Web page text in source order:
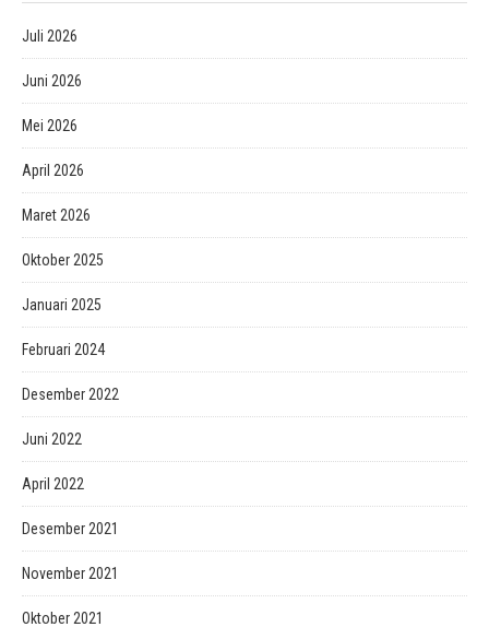
Juli 2026
Juni 2026
Mei 2026
April 2026
Maret 2026
Oktober 2025
Januari 2025
Februari 2024
Desember 2022
Juni 2022
April 2022
Desember 2021
November 2021
Oktober 2021